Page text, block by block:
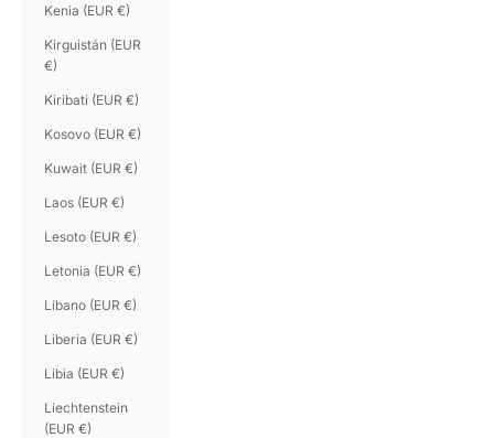
Kenia (EUR €)
Kirguistán (EUR
€)
Kiribati (EUR €)
Kosovo (EUR €)
Kuwait (EUR €)
Laos (EUR €)
Lesoto (EUR €)
Letonia (EUR €)
Líbano (EUR €)
Liberia (EUR €)
Libia (EUR €)
Liechtenstein
(EUR €)